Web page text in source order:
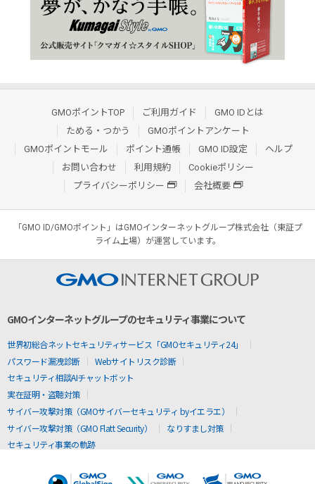
GMOポイントTOP ご利用ガイド
GMO IDとは
ためる・つかう
GMOポイントアンケート
GMOポイントモール
ポイント通帳 GMO ID設定
ヘルプ
お問い合わせ
利用規約
Cookieポリシー
プライバシーポリシー
会社概要
「GMO ID/GMOポイント」はGMOインターネットグループ株式会社（東証プ
ライム上場）が運営しています。
GMOインターネットグループのセキュリティ事業について
世界初総合ネットセキュリティサービス「GMOセキュリティ24」
パスワード漏洩診断
Webサイトリスク診断
セキュリティ相談AIチャットボット
実在証明・盗聴対策
サイバー攻撃対策（GMOサイバーセキュリティ byイエラエ）
サイバー攻撃対策（GMO Flatt Security）
なりすまし対策
セキュリティ事業の軌跡